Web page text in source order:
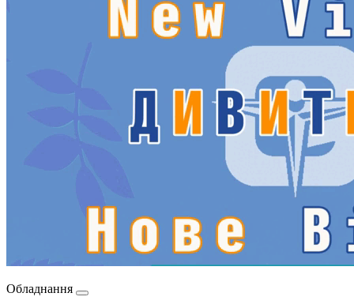
Обладнання